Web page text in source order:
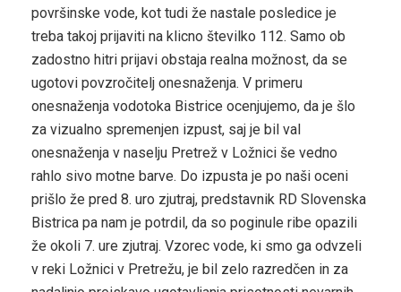
površinske vode, kot tudi že nastale posledice je
treba takoj prijaviti na klicno številko 112. Samo ob
zadostno hitri prijavi obstaja realna možnost, da se
ugotovi povzročitelj onesnaženja. V primeru
onesnaženja vodotoka Bistrice ocenjujemo, da je šlo
za vizualno spremenjen izpust, saj je bil val
onesnaženja v naselju Pretrež v Ložnici še vedno
rahlo sivo motne barve. Do izpusta je po naši oceni
prišlo že pred 8. uro zjutraj, predstavnik RD Slovenska
Bistrica pa nam je potrdil, da so poginule ribe opazili
že okoli 7. ure zjutraj. Vzorec vode, ki smo ga odvzeli
v reki Ložnici v Pretrežu, je bil zelo razredčen in za